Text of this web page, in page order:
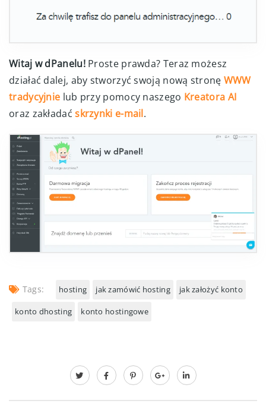
Witaj w dPanelu!Proste prawda? Teraz możesz
działać dalej, aby stworzyć swoją nową stronę WWW
tradycyjnie lub przy pomocy naszego Kreatora AI
oraz zakładaćskrzynki e-mail.
Tags: hosting jak zamówić hosting jak założyć konto
konto dhosting konto hostingowe